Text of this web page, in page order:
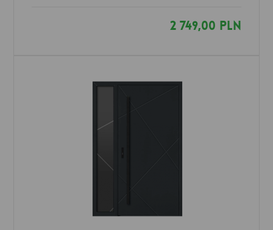
2 749,00 PLN